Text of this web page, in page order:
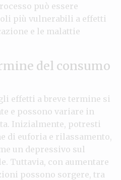
può essere
più vulnerabili a effetti
e le malattie
del consumo
effetti a breve termine si
e possono variare in
Inizialmente, potresti
di euforia e rilassamento,
un depressivo sul
Tuttavia, con aumentare
possono sorgere, tra